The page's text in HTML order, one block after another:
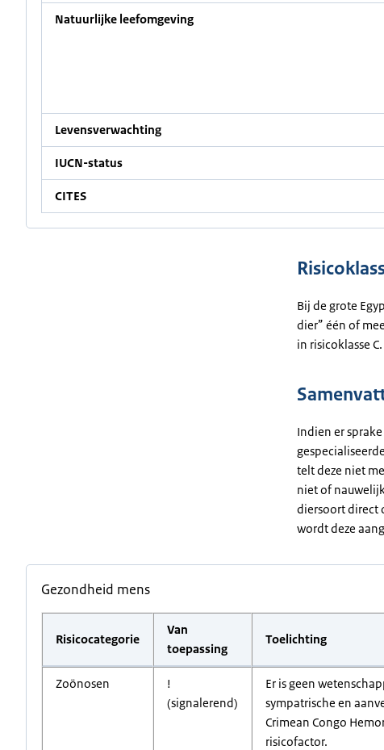
Natuurlijke leefomgeving
Levensverwachting
IUCN-status
CITES
Bij de grote
dier” één of
in risicoklasse C.
Indien er
telt deze niet
niet of
diersoort direct
wordt deze
Gezondheid mens
Risicocategorie
Van
toepassing
Toelichting
Zoönosen
!
(signalerend)
Er is geen
sympatrische en
Crimean Congo
risicofactor.